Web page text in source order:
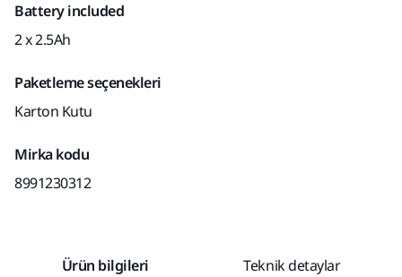
Battery included
2 x 2.5Ah
Paketleme seçenekleri
Karton Kutu
Mirka kodu
8991230312
Ürün bilgileri Teknik detaylar